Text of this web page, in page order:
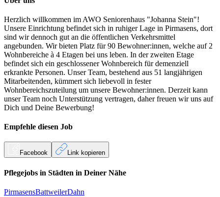
Herzlich willkommen im AWO Seniorenhaus "Johanna Stein"!
Unsere Einrichtung befindet sich in ruhiger Lage in Pirmasens, dort
sind wir dennoch gut an die öffentlichen Verkehrsmittel
angebunden. Wir bieten Platz für 90 Bewohner:innen, welche auf 2
Wohnbereiche à 4 Etagen bei uns leben. In der zweiten Etage
befindet sich ein geschlossener Wohnbereich für demenziell
erkrankte Personen. Unser Team, bestehend aus 51 langjährigen
Mitarbeitenden, kümmert sich liebevoll in fester
Wohnbereichszuteilung um unsere Bewohner:innen. Derzeit kann
unser Team noch Unterstützung vertragen, daher freuen wir uns auf
Dich und Deine Bewerbung!
Empfehle diesen Job
Facebook Link kopieren
Pflegejobs in Städten in Deiner Nähe
PirmasensBattweilerDahn